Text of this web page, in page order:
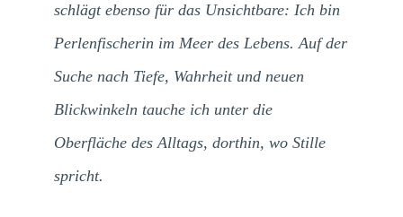
schlägt ebenso für das Unsichtbare: Ich bin
Perlenfischerin im Meer des Lebens. Auf der
Suche nach Tiefe, Wahrheit und neuen
Blickwinkeln tauche ich unter die
Oberfläche des Alltags, dorthin, wo Stille
spricht.